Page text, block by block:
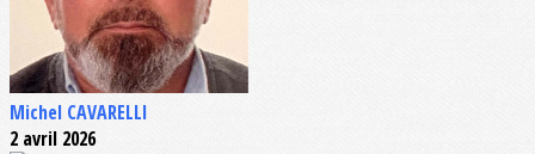
Michel CAVARELLI
2 avril 2026